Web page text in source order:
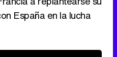
Tráiler en catalán de 'Ravalear', la nueva serie de HBO Max sobre los fondos buitre
España en la lucha